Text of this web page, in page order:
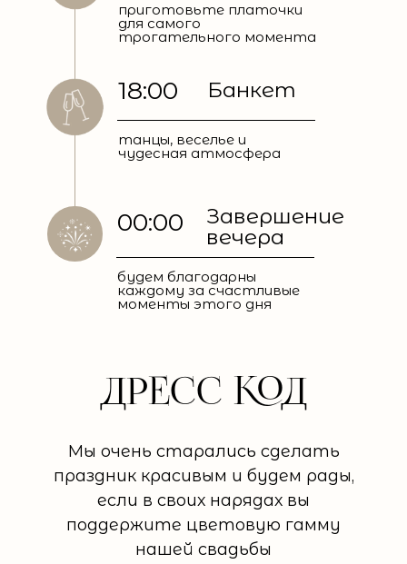
приготовьте платочки
для самого
трогательного момента
18:00 Банкет
танцы, веселье и
чудесная атмосфера
00:00
Завершение
вечера
будем благодарны
каждому за счастливые
моменты этого дня
ДРЕСС КОД
Мы очень старались сделать
праздник красивым и будем рады,
если в своих нарядах вы
поддержите цветовую гамму
нашей свадьбы